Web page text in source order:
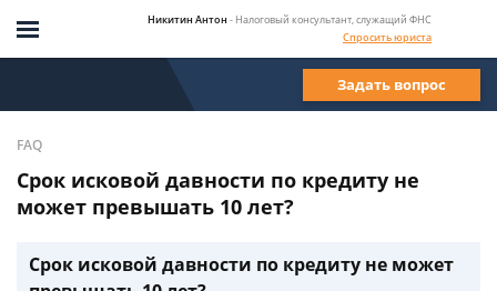
Никитин Антон - Налоговый консультант, служащий ФНС
Спросить юриста
Задать вопрос
FAQ
Срок исковой давности по кредиту не
может превышать 10 лет?
Срок исковой давности по кредиту не может